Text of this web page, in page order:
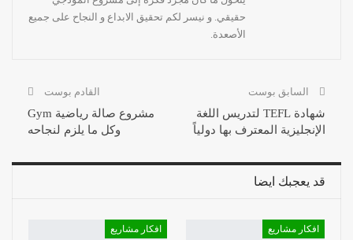
حقيقي. و نيسر لكم تحقيق الابداع و النجاح على جميع
الأصعدة.
السابق بوست
شهادة TEFL لتدريس اللغة
الإنجليزية المعترف بها دولياً
القادم بوست
مشروع صالة رياضية Gym
وكل ما يلزم لنجاحه
قد يعجبك ايضا
افكار مشاريع افكار مشاريع